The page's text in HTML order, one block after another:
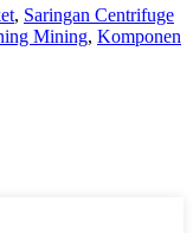
, Saringan Centrifuge
Mining, Komponen